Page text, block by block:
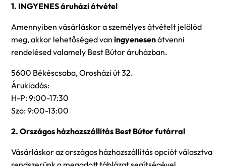
1. INGYENES áruházi átvétel
Amennyiben vásárláskor a személyes átvételt jelölöd
meg, akkor lehetőséged van ingyenesenátvenni
rendelésed valamely Best Bútor áruházban.
5600 Békéscsaba, Orosházi út 32.
Árukiadás:
H-P: 9:00-17:30
Szo: 9:00-13:00
2. Országos házhozszállítás Best Bútor futárral
Vásárláskor az országos házhozszállítás opciót választva